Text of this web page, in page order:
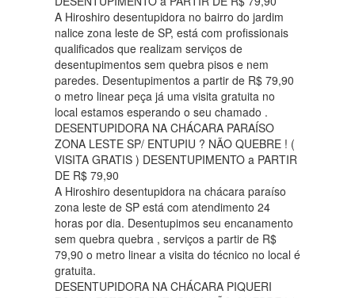
A Hiroshiro desentupidora no bairro do jardim
nalice zona leste de SP, está com profissionais
qualificados que realizam serviços de
desentupimentos sem quebra pisos e nem
paredes. Desentupimentos a partir de R$ 79,90
o metro linear peça já uma visita gratuita no
local estamos esperando o seu chamado .
DESENTUPIDORA NA CHÁCARA PARAÍSO
ZONA LESTE SP/ ENTUPIU ? NÃO QUEBRE ! (
VISITA GRATIS ) DESENTUPIMENTO a PARTIR
DE R$ 79,90
A Hiroshiro desentupidora na chácara paraíso
zona leste de SP está com atendimento 24
horas por dia. Desentupimos seu encanamento
sem quebra quebra , serviços a partir de R$
79,90 o metro linear a visita do técnico no local é
gratuita.
DESENTUPIDORA NA CHÁCARA PIQUERI